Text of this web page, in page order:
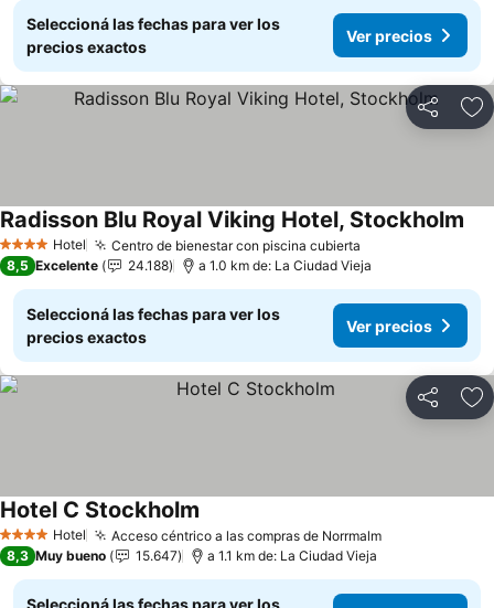
Seleccioná las fechas para ver los
precios exactos
Ver precios
Compartir
4 EstrellasHotel Centro de bienestar con piscina cubierta
Radisson Blu Royal Viking Hotel, Stockholm
8,5 Excelente 24.188 a 1.0 km de: La Ciudad Vieja
Seleccioná las fechas para ver los
precios exactos
Ver precios
Compartir
4 EstrellasHotel Acceso céntrico a las compras de Norrmalm
Hotel C Stockholm
8,3 Muy bueno 15.647 a 1.1 km de: La Ciudad Vieja
Seleccioná las fechas para ver los